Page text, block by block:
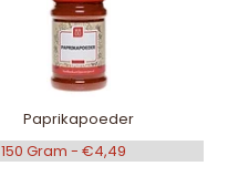
Paprikapoeder